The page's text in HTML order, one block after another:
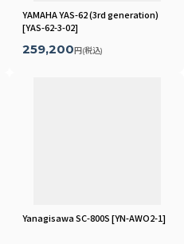
YAMAHA YAS-62 (3rd generation)
[YAS-62-3-02]
259,200 円 (税込)
Yanagisawa SC-800S[YN-AWO2-1]